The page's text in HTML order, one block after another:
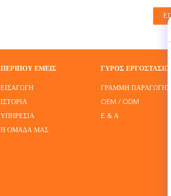
ΠΕΡΊΠΟΥ ΕΜΕΊΣ
ΕΙΣΑΓΩΓΉ
ΙΣΤΟΡΊΑ
ΥΠΗΡΕΣΊΑ
Η ΟΜΆΔΑ ΜΑΣ
ΓΎΡΟΣ ΕΡΓΟΣΤΑΣΊΩΝ
ΓΡΑΜΜΉ ΠΑΡΑΓΩΓΉΣ
OEM / ODM
Ε & Α